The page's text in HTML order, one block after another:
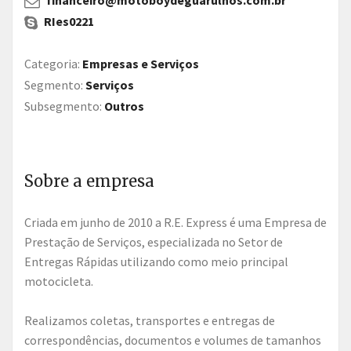
RIes0221
Categoria: Empresas e Serviços
Segmento: Serviços
Subsegmento: Outros
Sobre a empresa
Criada em junho de 2010 a R.E. Express é uma Empresa de
Prestação de Serviços, especializada no Setor de
Entregas Rápidas utilizando como meio principal
motocicleta.
Realizamos coletas, transportes e entregas de
correspondências, documentos e volumes de tamanhos